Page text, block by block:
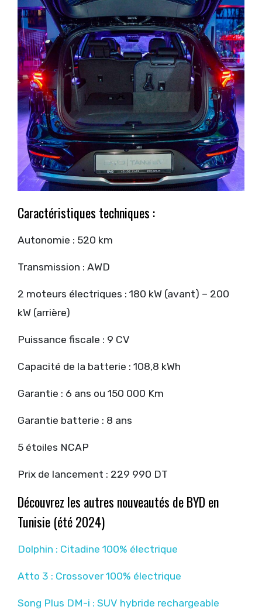
Caractéristiques techniques :
Autonomie : 520 km
Transmission : AWD
2 moteurs électriques : 180 kW (avant) – 200
kW (arrière)
Puissance fiscale : 9 CV
Capacité de la batterie : 108,8 kWh
Garantie : 6 ans ou 150 000 Km
Garantie batterie : 8 ans
5 étoiles NCAP
Prix de lancement : 229 990 DT
Découvrez les autres nouveautés de BYD en
Tunisie (été 2024)
Dolphin : Citadine 100% électrique
Atto 3 : Crossover 100% électrique
Song Plus DM-i : SUV hybride rechargeable